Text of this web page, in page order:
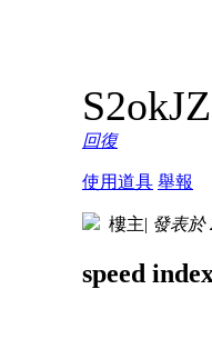
回復
使用道具 舉報
樓主| 發表於
speed